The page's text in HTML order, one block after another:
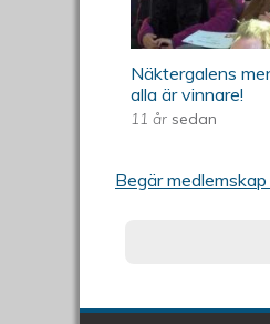
Näktergalens
alla är vinnare!
11 år sedan
Begär medlemskap